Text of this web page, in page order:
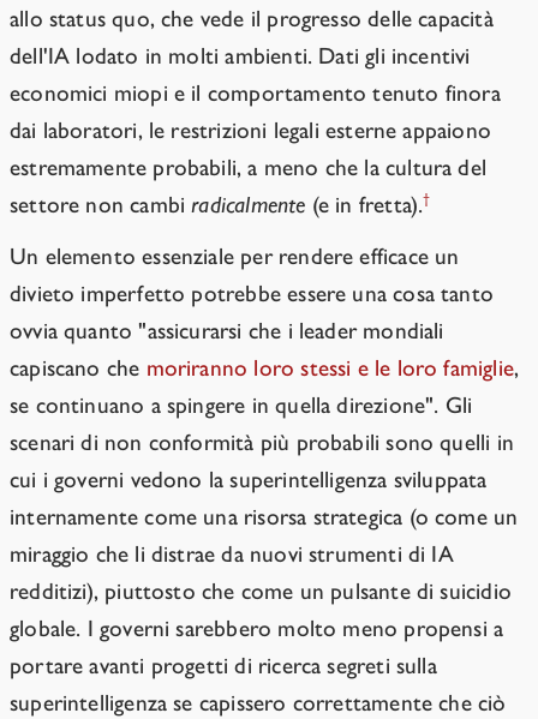
allo status quo, che vede il progresso delle capacità
dell'IA lodato in molti ambienti. Dati gli incentivi
economici miopi e il comportamento tenuto finora
dai laboratori, le restrizioni legali esterne appaiono
estremamente probabili, a meno che la cultura del
settore non cambiradicalmente (e in fretta).†
Un elemento essenziale per rendere efficace un
divieto imperfetto potrebbe essere una cosa tanto
ovvia quanto "assicurarsi che i leader mondiali
capiscano che moriranno loro stessi e le loro famiglie,
se continuano a spingere in quella direzione". Gli
scenari di non conformità più probabili sono quelli in
cui i governi vedono la superintelligenza sviluppata
internamente come una risorsa strategica (o come un
miraggio che li distrae da nuovi strumenti di IA
redditizi), piuttosto che come un pulsante di suicidio
globale. I governi sarebbero molto meno propensi a
portare avanti progetti di ricerca segreti sulla
superintelligenza se capissero correttamente che ciò